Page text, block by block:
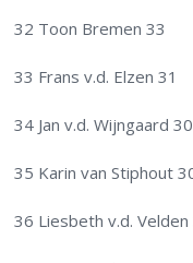
32 Toon Bremen 33
33 Frans v.d. Elzen 31
34 Jan v.d. Wijngaard 30
35 Karin van Stiphout
36 Liesbeth v.d. Velden